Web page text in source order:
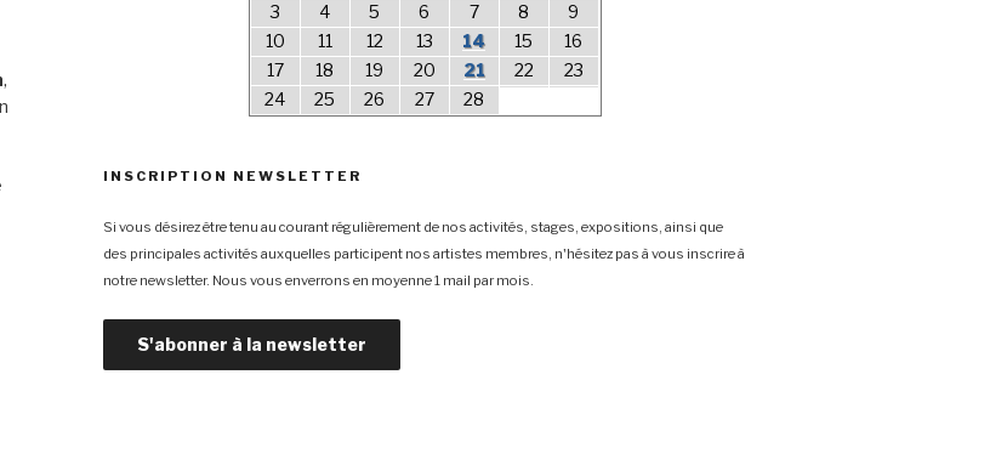
,
3
4 5 6 7 8
9
10
11 12 13 14 15
16
17
18 19 20 21 22
23
24
25 26 27 28
INSCRIPTION NEWSLETTER
Si vous désirez être tenu au courant régulièrement de nos activités, stages, expositions, ainsi que
des principales activités auxquelles participent nos artistes membres, n'hésitez pas à vous inscrire à
notre newsletter. Nous vous enverrons en moyenne 1 mail par mois.